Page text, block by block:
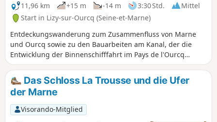
11,96 km
+15 m -14 m 3:30 Std.
Mittel
Start in Lizy-sur-Ourcq (Seine-et-Marne)
Entdeckungswanderung zum Zusammenfluss von Marne
und Ourcq sowie zu den Bauarbeiten am Kanal, der die
Entwicklung der Binnenschifffahrt im Pays de l'Ourcq
ermöglicht hat. Bei der Besichtigung der Hebewerkanlage
von Villers-les-Rigault können Sie eine Welt entdecken, die
im Verschwinden begriffen ist.
Das Schloss La Trousse und die Ufer
der Marne
Visorando-Mitglied